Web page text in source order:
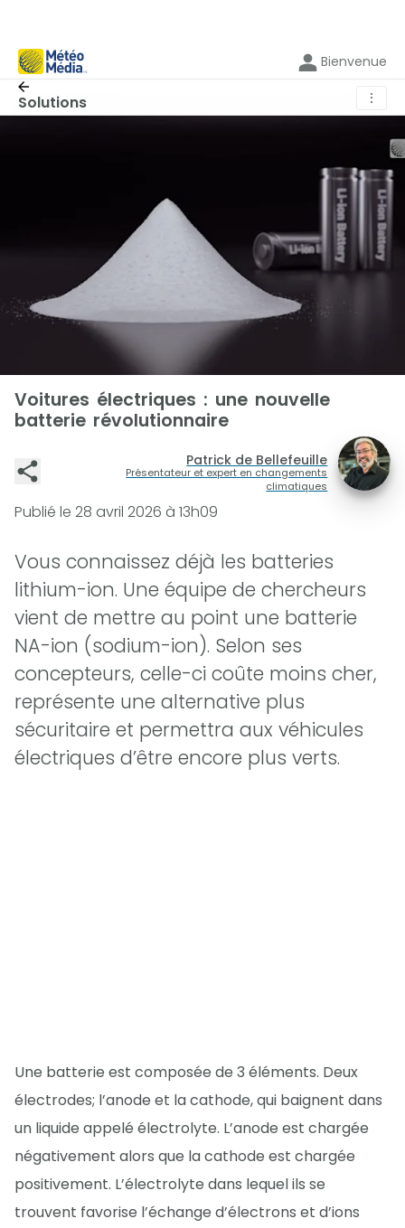
Bienvenue
Solutions ⋮
Voitures électriques : une nouvelle
batterie révolutionnaire
Patrick de Bellefeuille
Présentateur et expert en changements
climatiques
Publié le 28 avril 2026 à 13h09
Vous connaissez déjà les batteries
lithium-ion. Une équipe de chercheurs
vient de mettre au point une batterie
NA-ion (sodium-ion). Selon ses
concepteurs, celle-ci coûte moins cher,
représente une alternative plus
sécuritaire et permettra aux véhicules
électriques d’être encore plus verts.
Une batterie est composée de 3 éléments. Deux
électrodes; l’anode et la cathode, qui baignent dans
un liquide appelé électrolyte. L’anode est chargée
négativement alors que la cathode est chargée
positivement. L’électrolyte dans lequel ils se
trouvent favorise l’échange d’électrons et d’ions